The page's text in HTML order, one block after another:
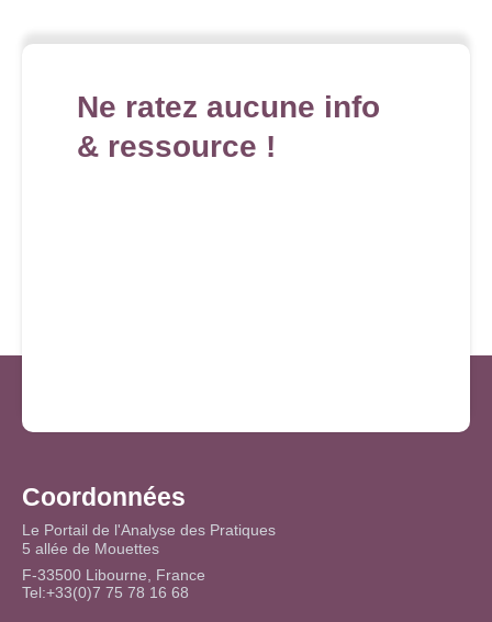
Ne ratez aucune info
& ressource !
Coordonnées
Le Portail de l'Analyse des Pratiques
5 allée de Mouettes
F-33500 Libourne, France
Tel:+33(0)7 75 78 16 68